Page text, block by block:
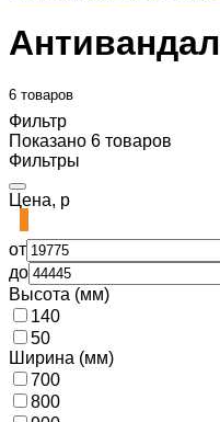
6 товаров
Фильтр
Показано 6 товаров
Фильтры
Цена, р
от
до
Высота (мм)
140
50
Ширина (мм)
700
800